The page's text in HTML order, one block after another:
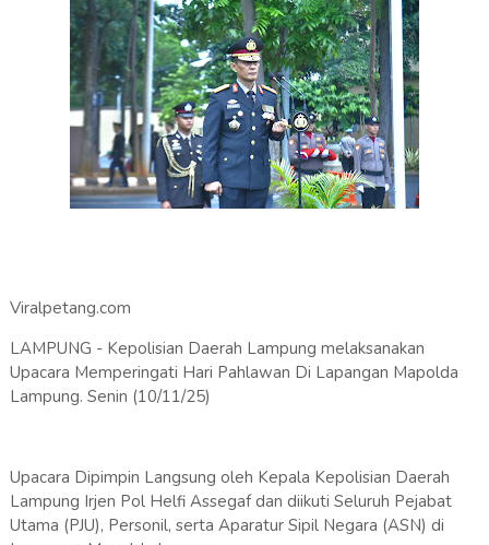
Viralpetang.com
LAMPUNG - Kepolisian Daerah Lampung melaksanakan
Upacara Memperingati Hari Pahlawan Di Lapangan Mapolda
Lampung. Senin (10/11/25)
Upacara Dipimpin Langsung oleh Kepala Kepolisian Daerah
Lampung Irjen Pol Helfi Assegaf dan diikuti Seluruh Pejabat
Utama (PJU), Personil, serta Aparatur Sipil Negara (ASN) di